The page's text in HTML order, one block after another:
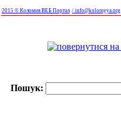
2015 © Коломия ВЕБ Портал / info@kolomyya.org
Пошук: